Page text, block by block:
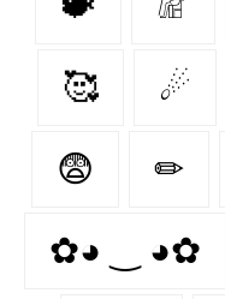
🥰 ☄
😨 ✏
✿◕ ‿ ◕✿